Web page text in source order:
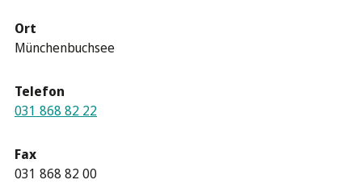
Ort
Münchenbuchsee
Telefon
031 868 82 22
Fax
031 868 82 00